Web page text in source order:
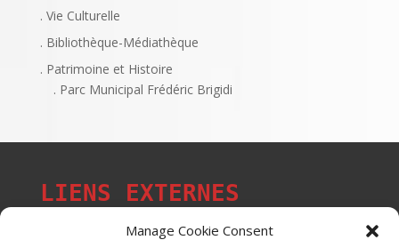
Manage Cookie Consent
. Vie Culturelle
. Bibliothèque-Médiathèque
. Patrimoine et Histoire
. Parc Municipal Frédéric Brigidi
LIENS EXTERNES